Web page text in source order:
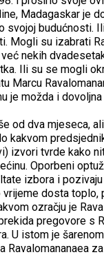
Madagaskar je
svojoj budućnosti.
Mogli su izabrati
nekih
Ili su se mogli
Marcu
je možda i
od dva mjeseca,
kakvom
izvori tvrde kako
Oporbeni
izbora i pozivaju
vrijeme dosta toplo,
ozračju je
pregovore s
U istom je
Ravalomananaea